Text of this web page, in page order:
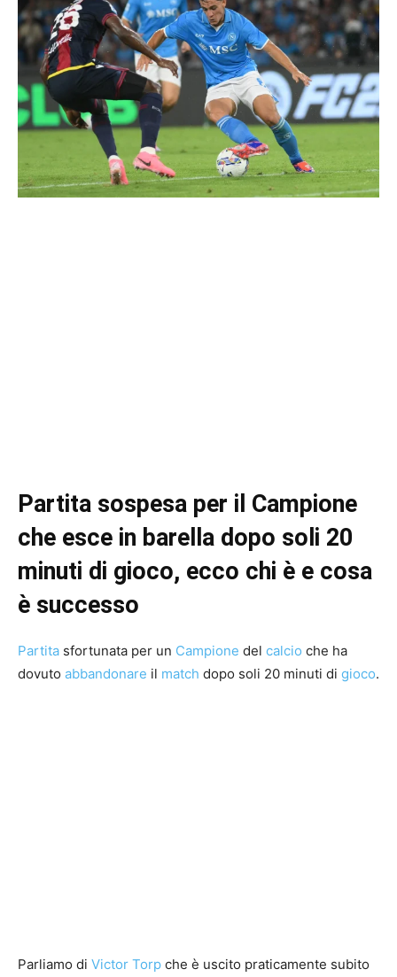
Partita sospesa per il Campione
che esce in barella dopo soli 20
minuti di gioco, ecco chi è e cosa
è successo
Partita sfortunata per un Campione del calcio che ha
dovuto abbandonare il match dopo soli 20 minuti di gioco.
Parliamo di Victor Torp che è uscito praticamente subito